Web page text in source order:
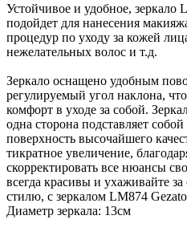
Устойчивое и удобное, зеркало
подойдет для нанесения
процедур по уходу за кожей
нежелательных волос и т.д.
Зеркало оснащено удобным
регулируемый угол наклона,
комфорт в уходе за собой.
одна сторона подставляет
поверхность высочайшего
тикратное увеличение,
скорректировать все нюансы
всегда красивы и ухаживайте
стилю, с зеркалом LM874
Диаметр зеркала: 13см